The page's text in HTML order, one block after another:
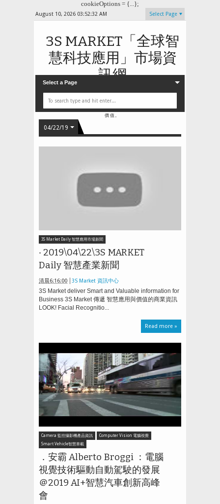
cookieOptions = {...};
August 10, 2026 03:52:33 AM Select Page
3S MARKET「全球智
慧科技應用」市場資
訊網
3S MARKET 是台灣物聯網資訊、安全監控，與雲端智慧
整合應用解決方案的人氣布落格網站，在公共、工商與居家
三大應用領域中，提供產品、產業、市場以及行業垂直應用
領域的資訊平台。 SMART、SOLUTIONS、
STRATEGY 是3S MARKET 提供給智慧應用產業的核心
價值。
Select a Page
04/22/19
3S Market Daily 智慧應用市場新聞
‧ 2019\04\22\3S MARKET
Daily 智慧產業新聞
清晨6:16:00 3S Market 資訊中心
3S Market deliver Smart and Valuable information for
Business 3S Market 傳遞 智慧應用與價值的商業資訊
LOOK! Facial Recognitio...
Read more »
Camera 監控攝影機產品資訊
Computer Vision 電腦視覺
Smart Vehicle智慧車載
．安霸 Alberto Broggi ：電腦
視覺技術驅動自動駕駛的發展
＠2019 AI+智慧汽車創新高峰
會